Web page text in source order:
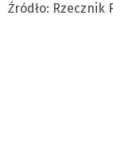
Źródło: Rzecznik